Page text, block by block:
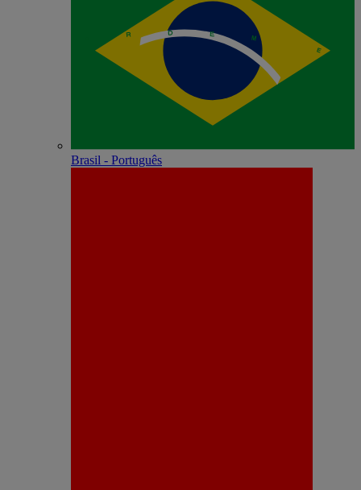
Brasil - Português